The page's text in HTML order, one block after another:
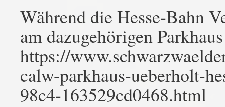
Während die Hesse-Bahn
am dazugehörigen
https://
calw-parkhaus-ueberholt-
98c4-163529cd0468.html